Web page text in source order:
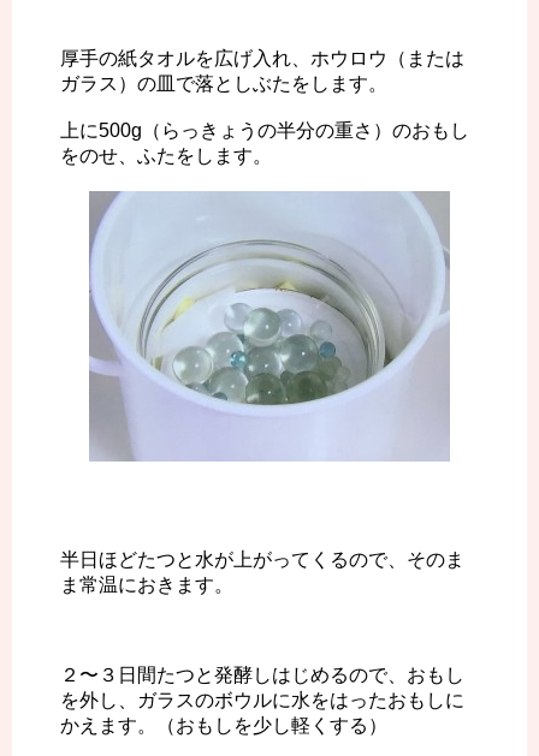
厚手の紙タオルを広げ入れ、ホウロウ（または
ガラス）の皿で落としぶたをします。
上に500g（らっきょうの半分の重さ）のおもし
をのせ、ふたをします。
半日ほどたつと水が上がってくるので、そのま
ま常温におきます。
２〜３日間たつと発酵しはじめるので、おもし
を外し、ガラスのボウルに水をはったおもしに
かえます。（おもしを少し軽くする）